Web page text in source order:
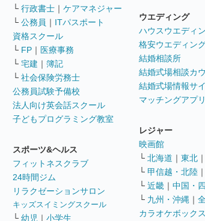
└ 行政書士 ｜ ケアマネジャー
└ 公務員 ｜ ITパスポート
資格スクール
└ FP ｜ 医療事務
└ 宅建 ｜ 簿記
└ 社会保険労務士
公務員試験予備校
法人向け英会話スクール
子どもプログラミング教室
スポーツ&ヘルス
フィットネスクラブ
24時間ジム
リラクゼーションサロン
キッズスイミングスクール
└ 幼児 ｜ 小学生
ウエディング
ハウスウエディ
格安ウエディン
結婚相談所
結婚式場相談カ
結婚式場情報サ
マッチングアプ
レジャー
映画館
└ 北海道 ｜ 東北
└ 甲信越・北陸
└ 近畿 ｜ 中国・
└ 九州・沖縄 ｜
カラオケボック